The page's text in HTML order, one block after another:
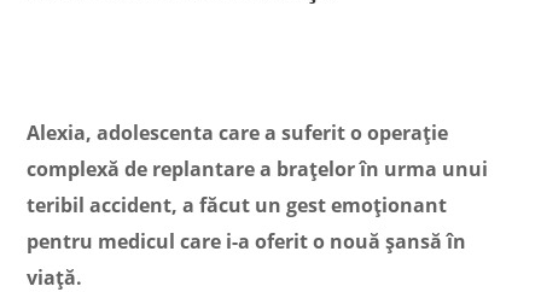
Alexia, adolescenta care a suferit o operaţie
complexă de replantare a braţelor în urma unui
teribil accident, a făcut un gest emoţionant
pentru medicul care i-a oferit o nouă şansă în
viaţă.